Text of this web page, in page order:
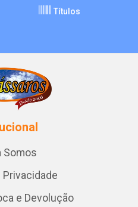
Títulos
Somos
Privacidade
e Devolução